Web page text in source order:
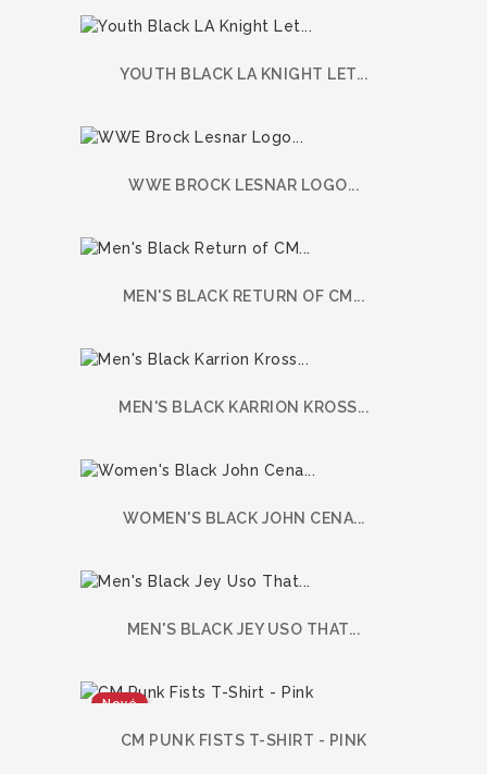
YOUTH BLACK LA KNIGHT LET...
WWE BROCK LESNAR LOGO...
MEN'S BLACK RETURN OF CM...
MEN'S BLACK KARRION KROSS...
WOMEN'S BLACK JOHN CENA...
MEN'S BLACK JEY USO THAT...
Nové
CM PUNK FISTS T-SHIRT - PINK